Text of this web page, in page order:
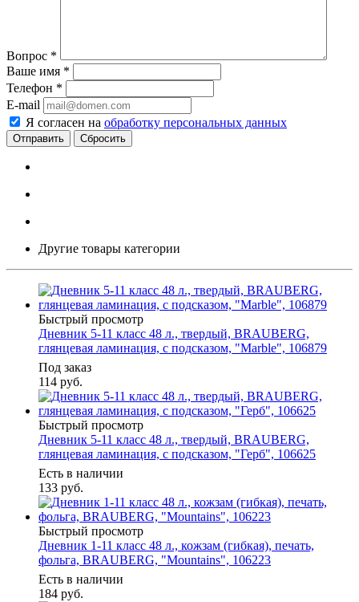
Вопрос *
Ваше имя *
Телефон *
E-mail
Я согласен на обработку персональных данных
Сбросить
Другие товары категории
Быстрый просмотр
Дневник 5-11 класс 48 л., твердый, BRAUBERG,
глянцевая ламинация, с подсказом, "Marble", 106879
Под заказ
114 руб.
Быстрый просмотр
Дневник 5-11 класс 48 л., твердый, BRAUBERG,
глянцевая ламинация, с подсказом, "Герб", 106625
Есть в наличии
133 руб.
Быстрый просмотр
Дневник 1-11 класс 48 л., кожзам (гибкая), печать,
фольга, BRAUBERG, "Mountains", 106223
Есть в наличии
184 руб.